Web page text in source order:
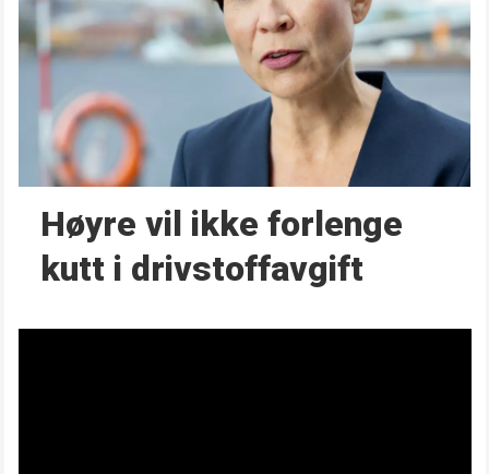
Høyre vil ikke forlenge
kutt i drivstoffavgift